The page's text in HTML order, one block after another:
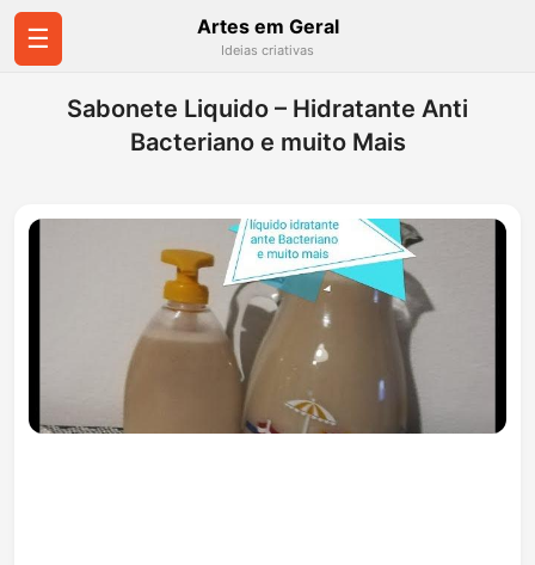
☰ Artes em Geral
Ideias criativas
Sabonete Liquido – Hidratante Anti
Bacteriano e muito Mais